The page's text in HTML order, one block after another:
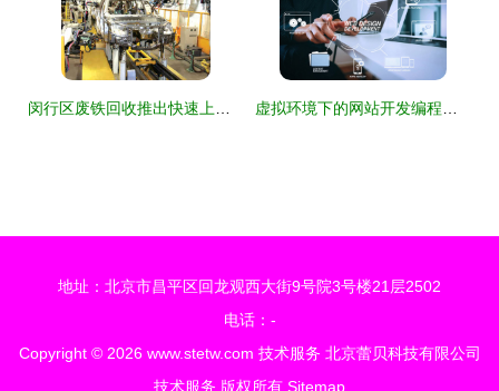
地址：北京市昌平区回龙观西大街9号院3号楼21层2502
电话：-
Copyright © 2026 www.stetw.com 技术服务 北京蕾贝科技有限公司
技术服务 版权所有 Sitemap